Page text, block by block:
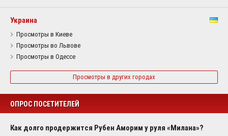
Украина
Просмотры в Киеве
Просмотры во Львове
Просмотры в Одессе
Просмотры в других городах
ОПРОС ПОСЕТИТЕЛЕЙ
Как долго продержится Рубен Аморим у руля «Милана»?